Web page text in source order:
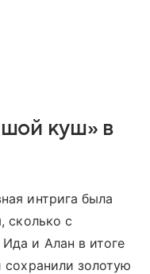
куш» в
интрига была
сколько с
и Алан в итоге
сохранили золотую